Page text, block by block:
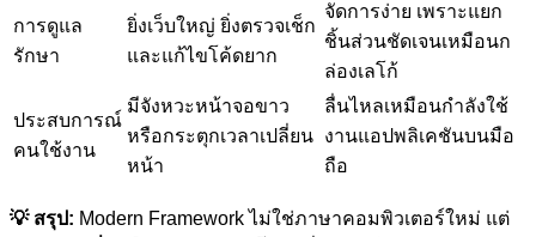
การดูแล
รักษา
ยิ่งเว็บใหญ่ ยิ่งตรวจเช็ก
และแก้ไขโค้ดยาก
จัดการง่าย เพราะแยก
ชิ้นส่วนชัดเจนเหมือนก
ล่องเลโก้
ประสบการณ์
คนใช้งาน
มีจังหวะหน้าจอขาว
หรือกระตุกเวลาเปลี่ยน
หน้า
ลื่นไหลเหมือนกำลังใช้
งานแอปพลิเคชันบนมือ
ถือ
💡 สรุป: Modern Framework ไม่ใช่ภาษาคอมพิวเตอร์ใหม่ แต่